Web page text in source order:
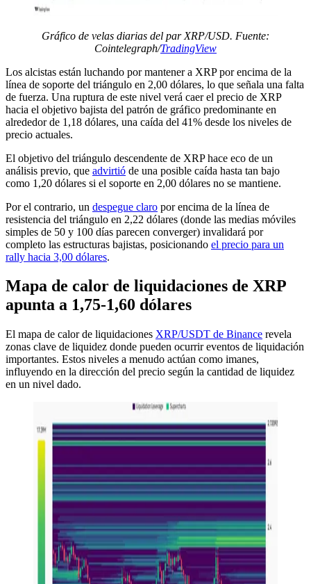
Gráfico de velas diarias del par XRP/USD. Fuente:
Cointelegraph/TradingView
Los alcistas están luchando por mantener a XRP por encima de la
línea de soporte del triángulo en 2,00 dólares, lo que señala una falta
de fuerza. Una ruptura de este nivel verá caer el precio de XRP
hacia el objetivo bajista del patrón de gráfico predominante en
alrededor de 1,18 dólares, una caída del 41% desde los niveles de
precio actuales.
El objetivo del triángulo descendente de XRP hace eco de un
análisis previo, que advirtió de una posible caída hasta tan bajo
como 1,20 dólares si el soporte en 2,00 dólares no se mantiene.
Por el contrario, un despegue claro por encima de la línea de
resistencia del triángulo en 2,22 dólares (donde las medias móviles
simples de 50 y 100 días parecen converger) invalidará por
completo las estructuras bajistas, posicionando el precio para un
rally hacia 3,00 dólares.
Mapa de calor de liquidaciones de XRP
apunta a 1,75-1,60 dólares
El mapa de calor de liquidaciones XRP/USDT de Binance revela
zonas clave de liquidez donde pueden ocurrir eventos de liquidación
importantes. Estos niveles a menudo actúan como imanes,
influyendo en la dirección del precio según la cantidad de liquidez
en un nivel dado.